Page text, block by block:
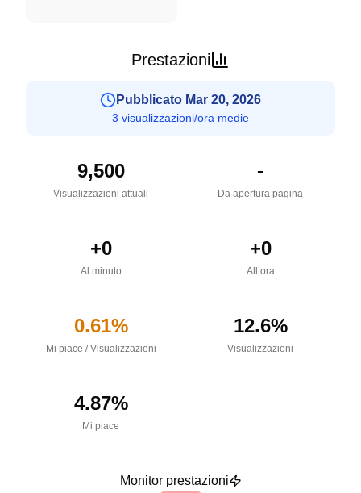
Prestazioni
Pubblicato Mar 20, 2026
3 visualizzazioni/ora medie
9,500
Visualizzazioni attuali
-
Da apertura pagina
+0
Al minuto
+0
All’ora
0.61%
Mi piace /Visualizzazioni
12.6%
Visualizzazioni
4.87%
Mi piace
Monitor prestazioni